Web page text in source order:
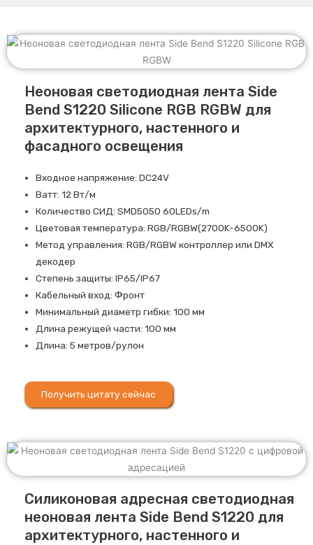
Неоновая светодиодная лента Side
Bend S1220 Silicone RGB RGBW для
архитектурного, настенного и
фасадного освещения
Входное напряжение: DC24V
Ватт: 12 Вт/м
Количество СИД: SMD5050 60LEDs/m
Цветовая температура: RGB/RGBW(2700K-6500K)
Метод управления: RGB/RGBW контроллер или DMX
декодер
Степень защиты: IP65/IP67
Кабельный вход: Фронт
Минимальный диаметр гибки: 100 мм
Длина режущей части: 100 мм
Длина: 5 метров/рулон
Получить цитату сейчас
Силиконовая адресная светодиодная
неоновая лента Side Bend S1220 для
архитектурного, настенного и